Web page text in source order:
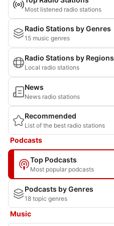
Most listened radio stations
Radio Stations by Genres
15 music genres
Radio Stations by Regions
Local radio stations
News
News radio stations
Recommended
List of the best radio stations
Podcasts
Top Podcasts
Most popular podcasts
Podcasts by Genres
18 topic genres
Music